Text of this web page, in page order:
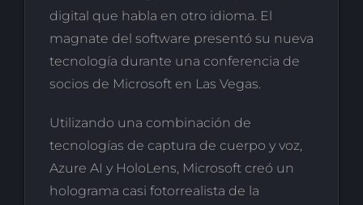
digital que habla en otro idioma. El
magnate del software presentó su nueva
tecnología durante una conferencia de
socios de Microsoft en Las Vegas.
Utilizando una combinación de
tecnologías de captura de cuerpo y voz,
Azure AI y HoloLens, Microsoft creó un
holograma casi fotorrealista de la